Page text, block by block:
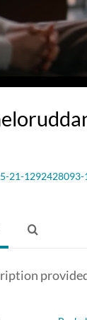
21-